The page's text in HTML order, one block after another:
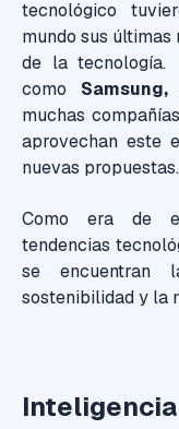
tecnológico
mundo sus
de la tecnología.
como
muchas
aprovechan este
nuevas propuestas.
Como era de
tendencias
se encuentran
sostenibilidad y la